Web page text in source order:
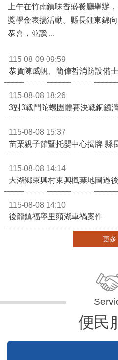
上午在竹南鎮味香盛餐廳舉辦
獎學金表揚活動。縣長鍾東錦
115-08-09 09:59
恭賀陳威帆、簡偉哲消防設備
115-08-08 18:26
115-08-08 15:37
115-08-08 14:14
大湖鄉東興村東興楓葉地圖過
115-08-08 14:10
後龍鎮福寧里頭湖車禍案件
更多
便民